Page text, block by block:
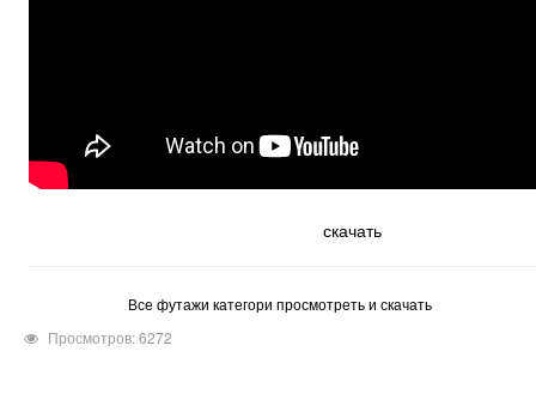
скачать
Все футажи категори просмотреть и скачать
Просмотров: 6272